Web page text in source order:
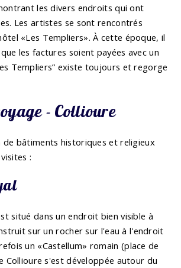
les divers endroits qui ont
Les artistes se sont rencontrés
«Les Templiers». À cette époque, il
les factures soient payées avec un
Templiers” existe toujours et regorge
- Collioure
de bâtiments historiques et religieux
:
situé dans un endroit bien visible à
sur un rocher sur l'eau à l'endroit
un «Castellum» romain (place de
Collioure s'est développée autour du